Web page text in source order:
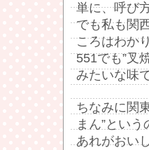
単に、呼び
でも私も関
ころはわか
551でも”叉
みたいな味
ちなみに関
まん”とい
あれがおい